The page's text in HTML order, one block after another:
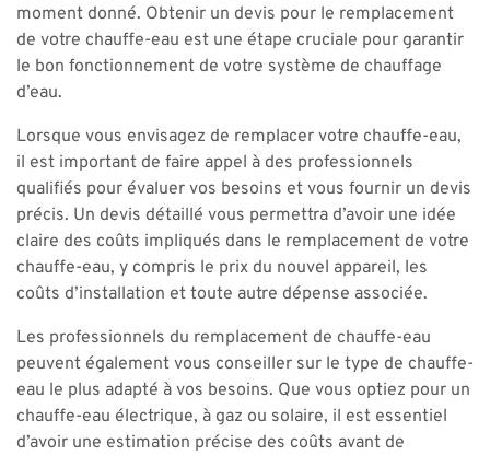
moment donné. Obtenir un devis pour le remplacement
de votre chauffe-eau est une étape cruciale pour garantir
le bon fonctionnement de votre système de chauffage
d’eau.
Lorsque vous envisagez de remplacer votre chauffe-eau,
il est important de faire appel à des professionnels
qualifiés pour évaluer vos besoins et vous fournir un devis
précis. Un devis détaillé vous permettra d’avoir une idée
claire des coûts impliqués dans le remplacement de votre
chauffe-eau, y compris le prix du nouvel appareil, les
coûts d’installation et toute autre dépense associée.
Les professionnels du remplacement de chauffe-eau
peuvent également vous conseiller sur le type de chauffe-
eau le plus adapté à vos besoins. Que vous optiez pour un
chauffe-eau électrique, à gaz ou solaire, il est essentiel
d’avoir une estimation précise des coûts avant de